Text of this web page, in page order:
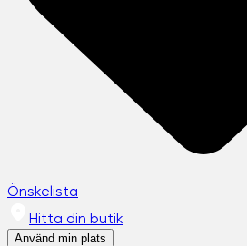
Önskelista
Hitta din butik
Använd min plats